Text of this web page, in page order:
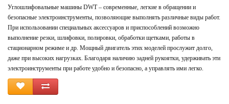
Углошлифовальные машины DWT – современные, легкие в обращении и
безопасные электроинструменты, позволяющие выполнять различные виды работ.
При использовании специальных аксессуаров и приспособлений возможно
выполнение резки, шлифовки, полировки, обработки щетками, работы в
стационарном режиме и др. Мощный двигатель этих моделей прослужит долго,
даже при высоких нагрузках. Благодаря наличию задней рукоятки, удерживать эти
электроинструменты при работе удобно и безопасно, а управлять ими легко.